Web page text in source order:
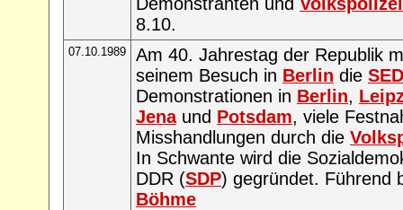
8.10.
07.10.1989
Am 40. Jahrestag der Republik
seinem Besuch in Berlin die SED
Demonstrationen in Berlin,
Jenaund Potsdam, viele
Misshandlungen durch die
In Schwante wird die
DDR (SDP) gegründet. Führend
Böhme